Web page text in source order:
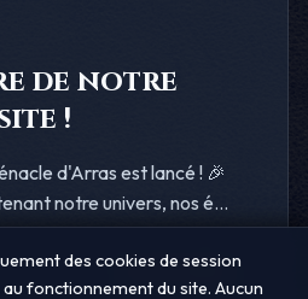
de notre
!
d'Arras est lancé ! 🎉
notre univers, nos é...
Lire la suite →
des cookies de session
fonctionnement du site. Aucun